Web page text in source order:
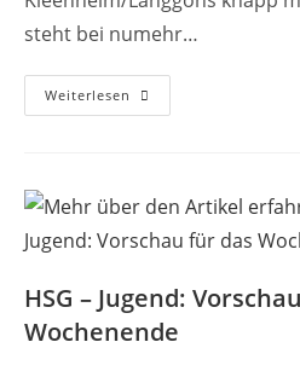
steht bei numehr…
Weiterlesen Spiel
Der
Verliert
In
Kleenheim/
HSG – Jugend:
Wochenende